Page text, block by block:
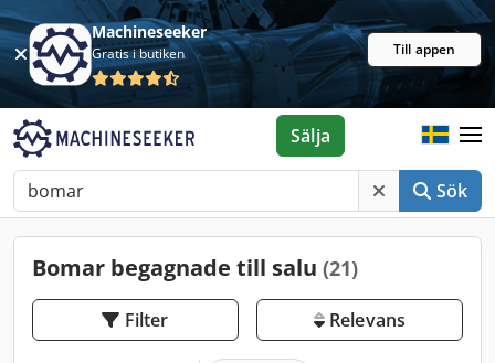
Machineseeker
Gratis i butiken Till appen
Sök
Sälja
Bomar begagnade till salu (21)
Filter Relevans